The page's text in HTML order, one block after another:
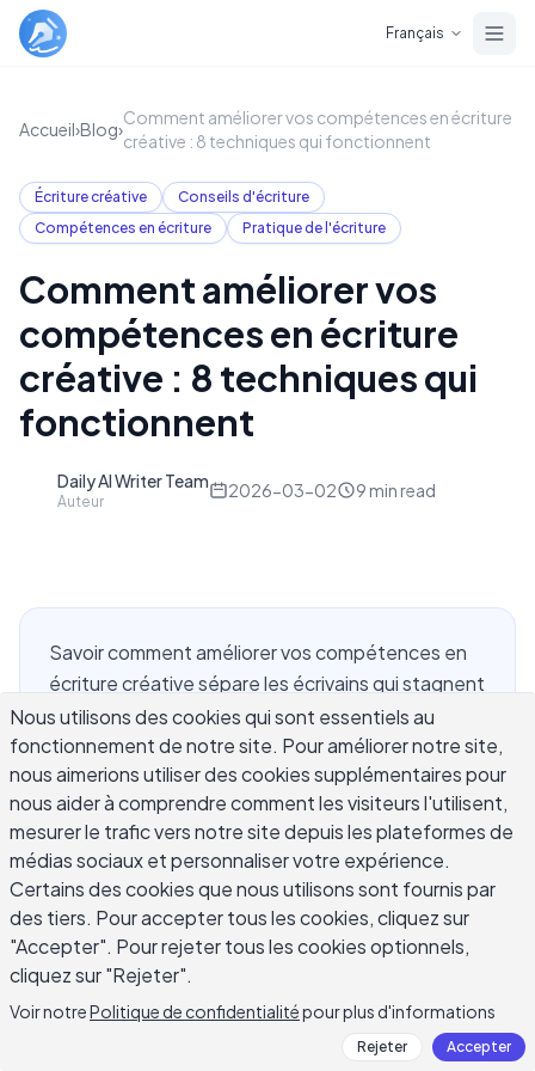
Français
Accueil›Blog›
Comment améliorer vos compétences en écriture
créative : 8 techniques qui fonctionnent
Écriture créative
Conseils d'écriture
Compétences en écriture
Pratique de l'écriture
Comment améliorer vos
compétences en écriture
créative : 8 techniques qui
fonctionnent
Daily AI Writer Team
Auteur
2026-03-02 9 min read
Savoir comment améliorer vos compétences en
écriture créative sépare les écrivains qui stagnent
de ceux qui continuent à progresser. Que vous
écriviez de la fiction, des essais personnels ou de
la poésie, l'art répond à la pratique délibérée
d'une manière que le talent brut seul ne peut pas
prédire. Stephen King a écrit 2 000 mots par jour
pendant des décennies avant de devenir l'auteur
que la plupart des lecteurs connaissent. Cette
cohérence est importante non pas parce que le
volume garantit la qualité, mais parce que la
répétition vous force à affronter vos faiblesses et
à les résoudre. Ce guide vous présente les
techniques éprouvées que les écrivains
Nous utilisons des cookies qui sont essentiels au
fonctionnement de notre site. Pour améliorer notre site,
nous aimerions utiliser des cookies supplémentaires pour
nous aider à comprendre comment les visiteurs l'utilisent,
mesurer le trafic vers notre site depuis les plateformes de
médias sociaux et personnaliser votre expérience.
Certains des cookies que nous utilisons sont fournis par
des tiers. Pour accepter tous les cookies, cliquez sur
"Accepter". Pour rejeter tous les cookies optionnels,
cliquez sur "Rejeter".
Voir notrePolitique de confidentialitépour plus d'informations
Rejeter Accepter